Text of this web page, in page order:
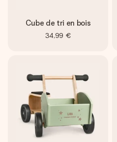
Cube de tri en bois
34,99 €